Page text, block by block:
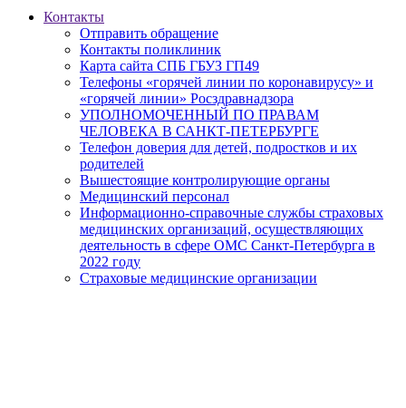
Контакты
Отправить обращение
Контакты поликлиник
Карта сайта СПБ ГБУЗ ГП49
Телефоны «горячей линии по коронавирусу» и
«горячей линии» Росздравнадзора
УПОЛНОМОЧЕННЫЙ ПО ПРАВАМ
ЧЕЛОВЕКА В САНКТ-ПЕТЕРБУРГЕ
Телефон доверия для детей, подростков и их
родителей
Вышестоящие контролирующие органы
Медицинский персонал
Информационно-справочные службы страховых
медицинских организаций, осуществляющих
деятельность в сфере ОМС Санкт-Петербурга в
2022 году
Страховые медицинские организации